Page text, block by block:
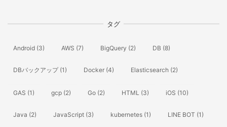
タグ
Android (3) AWS (7) BigQuery (2) DB (8)
DBバックアップ(1) Docker (4) Elasticsearch (2)
GAS (1) gcp (2) Go (2) HTML (3) iOS (10)
Java (2) JavaScript (3) kubernetes (1) LINE BOT (1)